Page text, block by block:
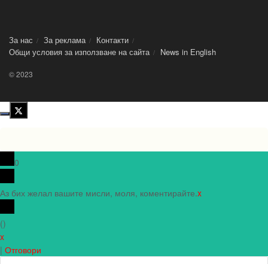
За нас За реклама
Контакти
Общи условия за използване на сайта
News in Еnglish
© 2023
0
Аз бих желал вашите мисли, моля, коментирайте.x
()
x
| Отговори